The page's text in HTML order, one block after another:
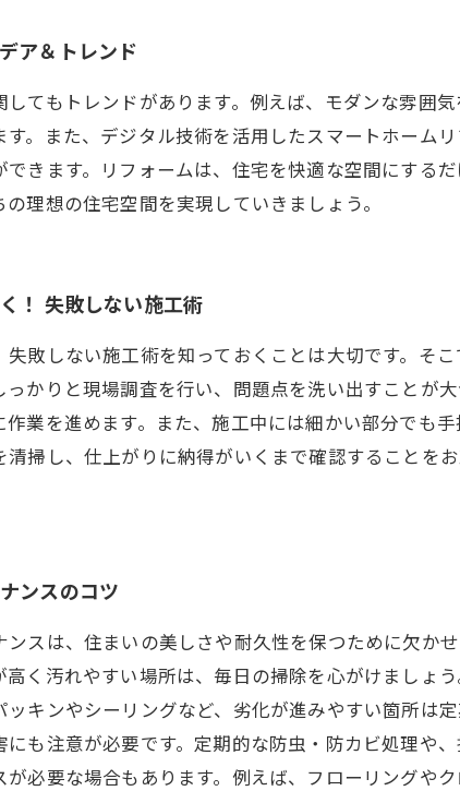
ア＆トレンド
てもトレンドがあります。例えば、モダンな雰囲
。また、デジタル技術を活用したスマートホーム
きます。リフォームは、住宅を快適な空間にする
理想の住宅空間を実現していきましょう。
！ 失敗しない施工術
失敗しない施工術を知っておくことは大切です。そ
かりと現場調査を行い、問題点を洗い出すことが
業を進めます。また、施工中には細かい部分でも
清掃し、仕上がりに納得がいくまで確認することを
ンスのコツ
ンスは、住まいの美しさや耐久性を保つために欠か
く汚れやすい場所は、毎日の掃除を心がけましょ
キンやシーリングなど、劣化が進みやすい箇所は
にも注意が必要です。定期的な防虫・防カビ処理や
が必要な場合もあります。例えば、フローリングや